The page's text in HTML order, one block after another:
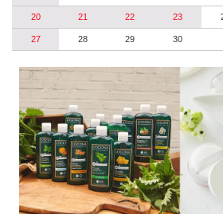
20 21 22 23
27 28 29 30